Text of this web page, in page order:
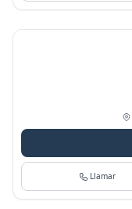
Llamar